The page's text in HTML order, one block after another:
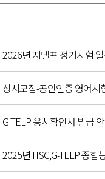
년 지텔프 정기시험
시모집-공인인증 영어시
TELP 응시확인서 발급
년 ITSC,G-TELP 종합